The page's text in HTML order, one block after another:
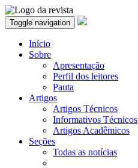
Toggle navigation
Início
Sobre
Apresentação
Perfil dos leitores
Pauta
Artigos
Artigos Técnicos
Informativos Técnicos
Artigos Acadêmicos
Seções
Todas as notícias